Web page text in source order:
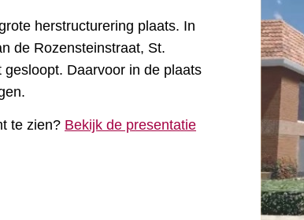
herstructurering plaats. In
de Rozensteinstraat, St.
Daarvoor in de plaats
te zien? Bekijk de presentatie